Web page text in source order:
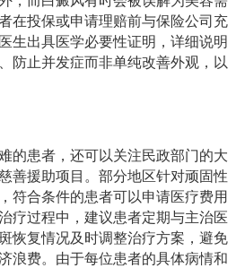
在投保或申请理赔前与保险公司充
生出具医学必要性证明，详细说明
防止并发症而非单纯改善外观，以
的患者，还可以关注民政部门的大
善援助项目。部分地区针对顽固性
符合条件的患者可以申请医疗费用
疗过程中，建议患者定期与主治医
恢复情况及时调整治疗方案，避免
浪费。由于每位患者的具体病情和